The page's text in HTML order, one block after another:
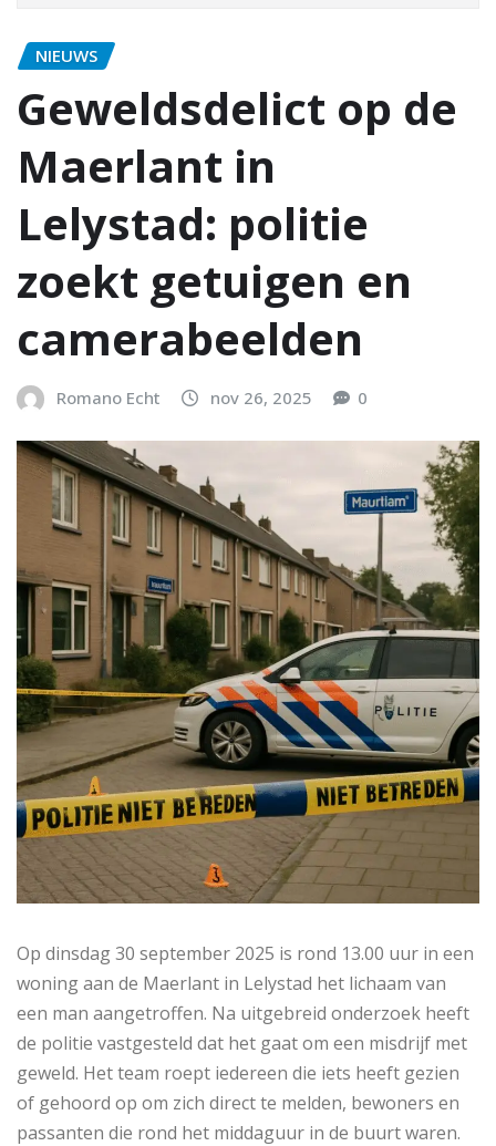
NIEUWS
Geweldsdelict op de
Maerlant in
Lelystad: politie
zoekt getuigen en
camerabeelden
Romano Echt nov 26, 2025 0
Op dinsdag 30 september 2025 is rond 13.00 uur in een
woning aan de Maerlant in Lelystad het lichaam van
een man aangetroffen. Na uitgebreid onderzoek heeft
de politie vastgesteld dat het gaat om een misdrijf met
geweld. Het team roept iedereen die iets heeft gezien
of gehoord op om zich direct te melden, bewoners en
passanten die rond het middaguur in de buurt waren.